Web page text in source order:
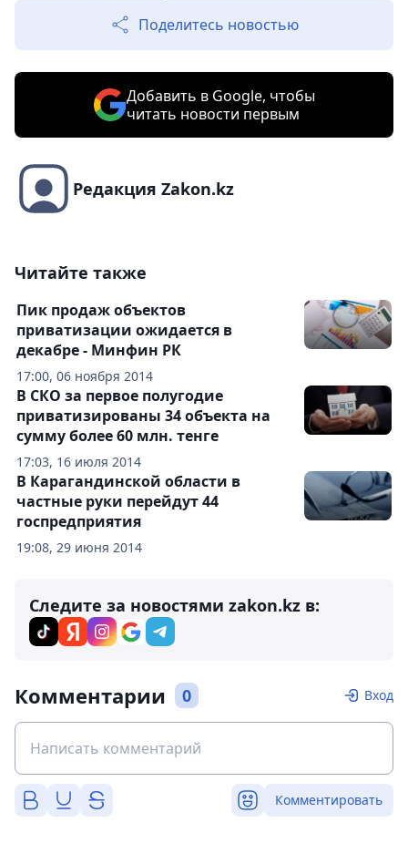
Поделитесь новостью
Добавить в Google, чтобы
читать новости первым
Редакция Zakon.kz
Читайте также
17:00, 06 ноября 2014
Пик продаж объектов
приватизации ожидается в
декабре - Минфин РК
17:03, 16 июля 2014
В СКО за первое полугодие
приватизированы 34 объекта на
сумму более 60 млн. тенге
19:08, 29 июня 2014
В Карагандинской области в
частные руки перейдут 44
госпредприятия
Следите за новостями zakon.kz в:
Комментарии 0 Вход
Комментировать